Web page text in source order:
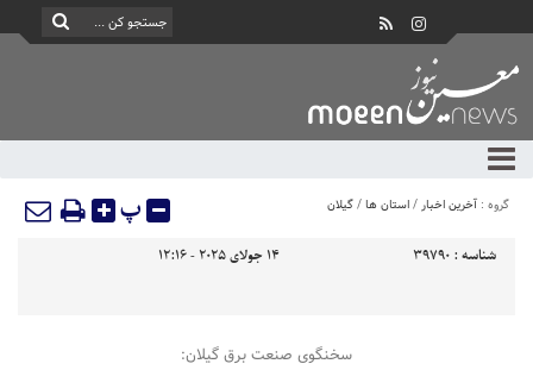
گروه : آخرین اخبار/استان ها/گیلان پ
شناسه : 39790 14 جولای 2025 - 12:16
سخنگوی صنعت برق گیلان: